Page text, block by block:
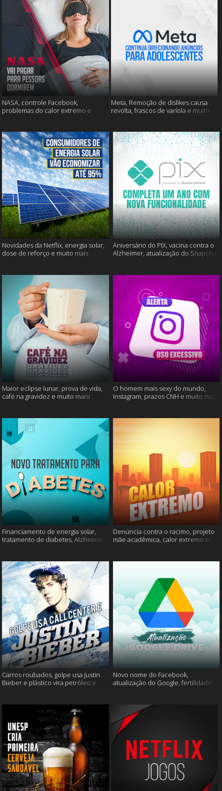
NASA, controle Facebook,
problemas do calor extremo e
Meta, Remoção de dislikes causa
revolta, frascos de varíola e muito
Novidades da Netflix, energia solar,
dose de reforço e muito mais
Aniversário do PIX, vacina contra o
Alzheimer, atualização do Snapchat
Maior eclipse lunar, prova de vida,
café na gravidez e muito mais!
O homem mais sexy do mundo,
Instagram, prazos CNH e muito mais!
Financiamento de energia solar,
tratamento de diabetes, Alzheimer
Denúncia contra o racimo, projeto
mãe acadêmica, calor extremo e
Carros roubados, golpe usa Justin
Bieber e plástico vira petróleo e
Novo nome do Facebook,
atualização do Google, fertilidade